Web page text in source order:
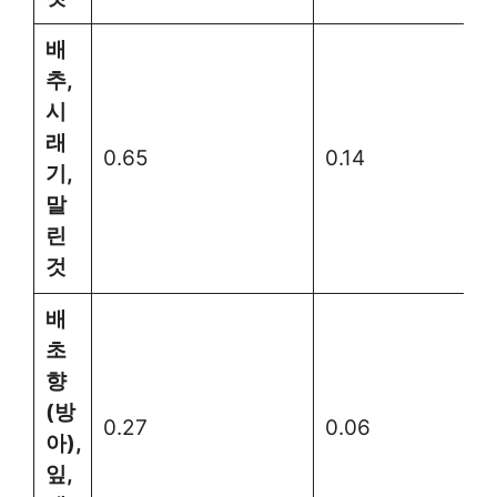
배
추,
시
래
기,
말
린
것
0.65 0.14
배
초
향
(방
아),
잎,
0.27 0.06